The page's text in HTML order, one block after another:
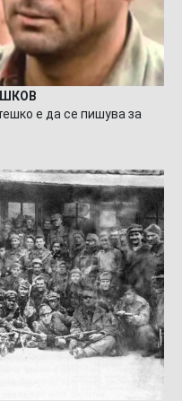
е да се пишува за